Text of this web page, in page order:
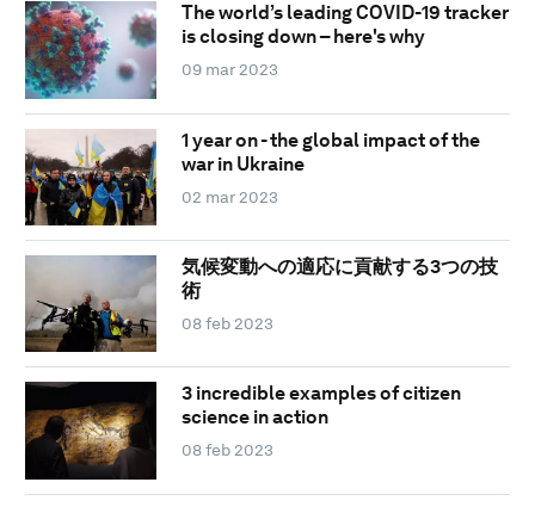
The world’s leading COVID-19 tracker
is closing down – here's why
09 mar 2023
1 year on - the global impact of the
war in Ukraine
02 mar 2023
気候変動への適応に貢献する3つの技
術
08 feb 2023
3 incredible examples of citizen
science in action
08 feb 2023